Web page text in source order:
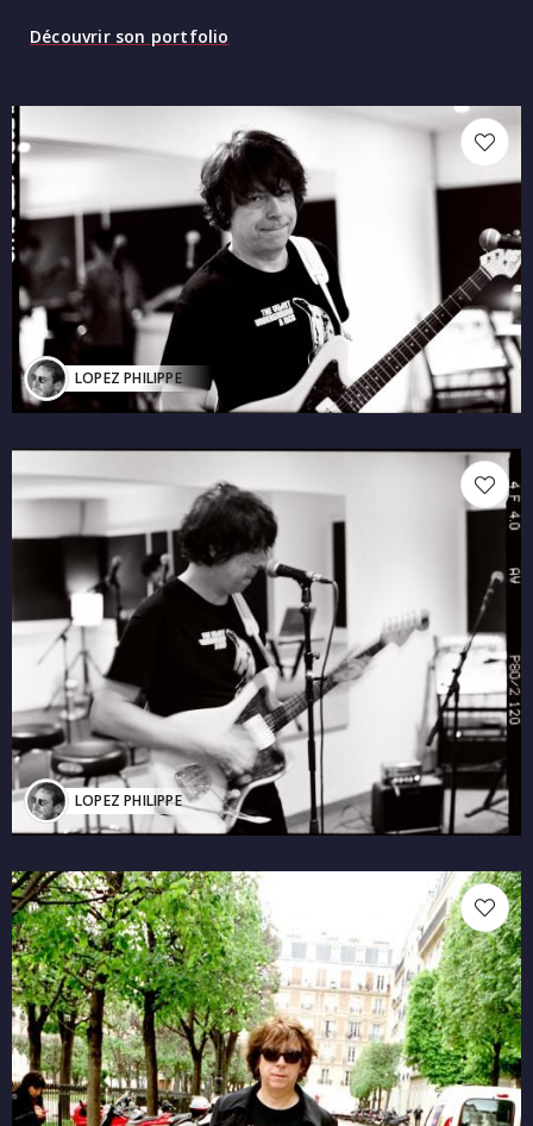
Découvrir son portfolio
LOPEZ PHILIPPE
LOPEZ PHILIPPE